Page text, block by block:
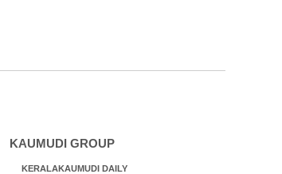
KAUMUDI GROUP
KERALAKAUMUDI DAILY